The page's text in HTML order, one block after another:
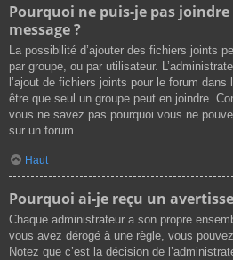
Pourquoi ne puis-je pas
message ?
La possibilité d’ajouter des fichiers joints
par groupe, ou par utilisateur.
l’ajout de fichiers joints pour le forum
être que seul un groupe peut en joindre.
vous ne savez pas pourquoi vous ne
sur un forum.
Haut
Pourquoi ai-je reçu un
Chaque administrateur a son propre
vous avez dérogé à une règle, vous
Notez que c’est la décision de